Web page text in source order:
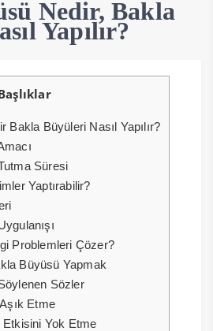
Nedir, Bakla
Yapılır?
Bakla Büyüleri Nasıl Yapılır?
Süresi
Yaptırabilir?
Problemleri Çözer?
Büyüsü Yapmak
Sözler
Etme
Yok Etme